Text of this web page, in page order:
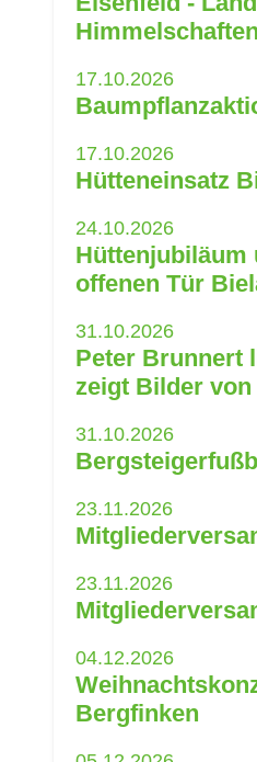
Himmelschaften
17.10.2026
17.10.2026
Hütteneinsatz
24.10.2026
Hüttenjubiläum
offenen Tür
31.10.2026
Peter Brunnert
zeigt Bilder
31.10.2026
23.11.2026
23.11.2026
04.12.2026
Bergfinken